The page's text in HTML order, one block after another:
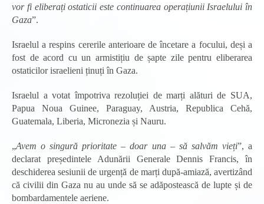
vor fi eliberați ostaticii este continuarea operațiunii Israelului în
Gaza”.
Israelul a respins cererile anterioare de încetare a focului, deși a
fost de acord cu un armistițiu de șapte zile pentru eliberarea
ostaticilor israelieni ținuți în Gaza.
Israelul a votat împotriva rezoluției de marți alături de SUA,
Papua Noua Guinee, Paraguay, Austria, Republica Cehă,
Guatemala, Liberia, Micronezia și Nauru.
„Avem o singură prioritate – doar una – să salvăm vieți”, a
declarat președintele Adunării Generale Dennis Francis, în
deschiderea sesiunii de urgență de marți după-amiază, avertizând
că civilii din Gaza nu au unde să se adăpostească de lupte și de
bombardamentele aeriene.